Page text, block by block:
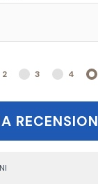
2 3 4